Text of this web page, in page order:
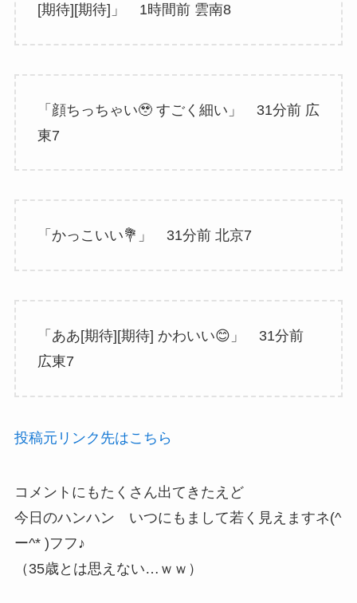
[期待][期待]」 1時間前 雲南8
「顔ちっちゃい🥹 すごく細い」 31分前 広
東7
「かっこいい💐」 31分前 北京7
「ああ[期待][期待] かわいい😊」 31分前
広東7
投稿元リンク先はこちら
コメントにもたくさん出てきたえど
今日のハンハン いつにもまして若く見えますネ(^
ー^* )フフ♪
（35歳とは思えない…ｗｗ）